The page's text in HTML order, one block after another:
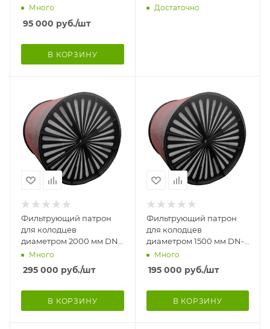
920 мм, Н-1500мм.
Патрон комплектуется
полимер
Много
95 000 руб./шт
В КОРЗИНУ
мм, Н-1200 мм, 25316
Достаточно
Фильтрующий патрон
для колодцев
диаметром 2000 мм DN-
1920 мм, Н-1800 мм. с
Много
295 000 руб./шт
В КОРЗИНУ
Фильтрующий патрон
для колодцев
диаметром 1500 мм DN-
1420 мм, Н-1500 мм.
Патрон комплектуется
полиме
Много
195 000 руб./шт
В КОРЗИНУ